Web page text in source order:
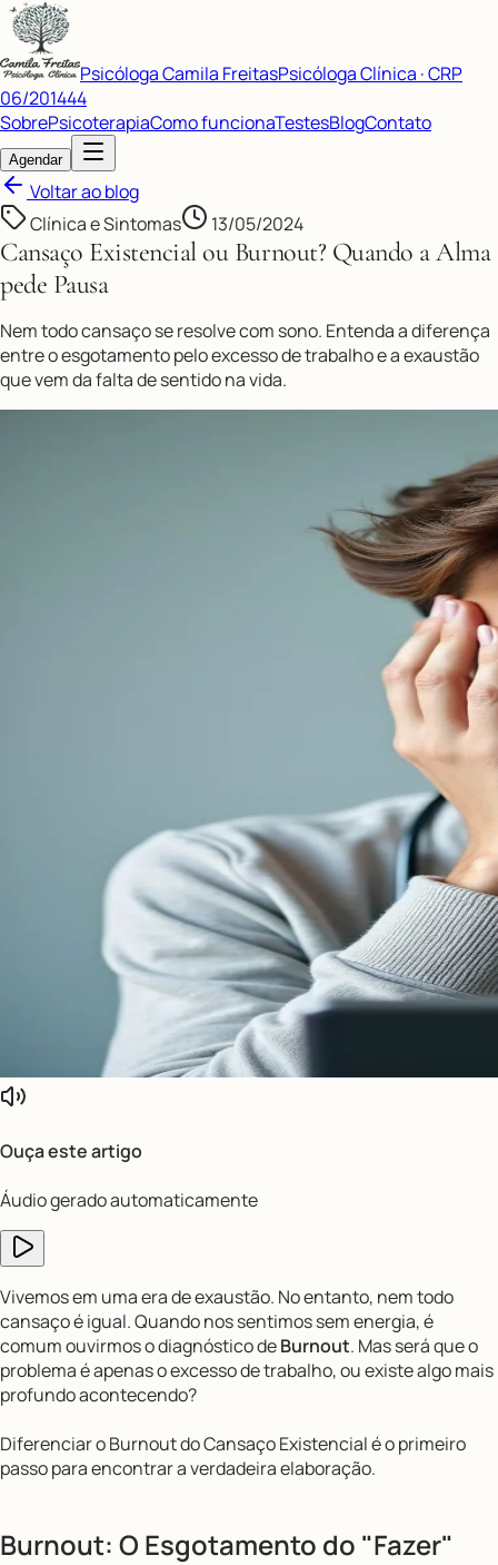
Psicóloga Camila FreitasPsicóloga Clínica · CRP
06/201444
SobrePsicoterapiaComo funcionaTestesBlogContato
Agendar
Voltar ao blog
Clínica e Sintomas
13/05/2024
Cansaço Existencial ou Burnout? Quando a Alma
pede Pausa
Nem todo cansaço se resolve com sono. Entenda a diferença
entre o esgotamento pelo excesso de trabalho e a exaustão
que vem da falta de sentido na vida.
Ouça este artigo
Áudio gerado automaticamente
Vivemos em uma era de exaustão. No entanto, nem todo
cansaço é igual. Quando nos sentimos sem energia, é
comum ouvirmos o diagnóstico deBurnout. Mas será que o
problema é apenas o excesso de trabalho, ou existe algo mais
profundo acontecendo?
Diferenciar o Burnout do Cansaço Existencial é o primeiro
passo para encontrar a verdadeira elaboração.
Burnout: O Esgotamento do "Fazer"